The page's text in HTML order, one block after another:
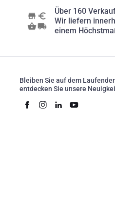
Über 160
Wir liefern
einem
Bleiben Sie auf dem
entdecken Sie unsere